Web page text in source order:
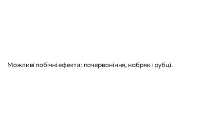
Можливі побічні ефекти: почервоніння, набряк і рубці.